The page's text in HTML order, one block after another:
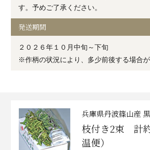
す。予めご了承ください。
発送期間
２０２６年１０月中旬～下旬
※作柄の状況により、多少前後する場合が
兵庫県丹波篠山産
枝付き2束 計
温便）